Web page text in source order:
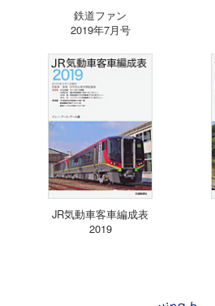
鉄道ファン
2019年7月号
JR気動車客車編成表
2019